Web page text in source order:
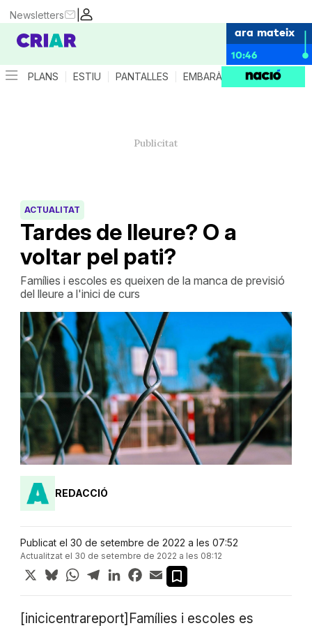
|
Newsletters
ara mateix
10:46
PLANS ESTIU PANTALLES EMBARÀS CRIANÇA
Tardes de lleure? O a
voltar pel pati?
ACTUALITAT
Famílies i escoles es queixen de la manca de previsió
del lleure a l'inici de curs
REDACCIÓ
Publicat el 30 de setembre de 2022 a les 07:52
Actualitzat el 30 de setembre de 2022 a les 08:12
X BlueskyWhatsApp
TelegramLinkedInFacebook
Email
[inicicentrareport]Famílies i escoles es